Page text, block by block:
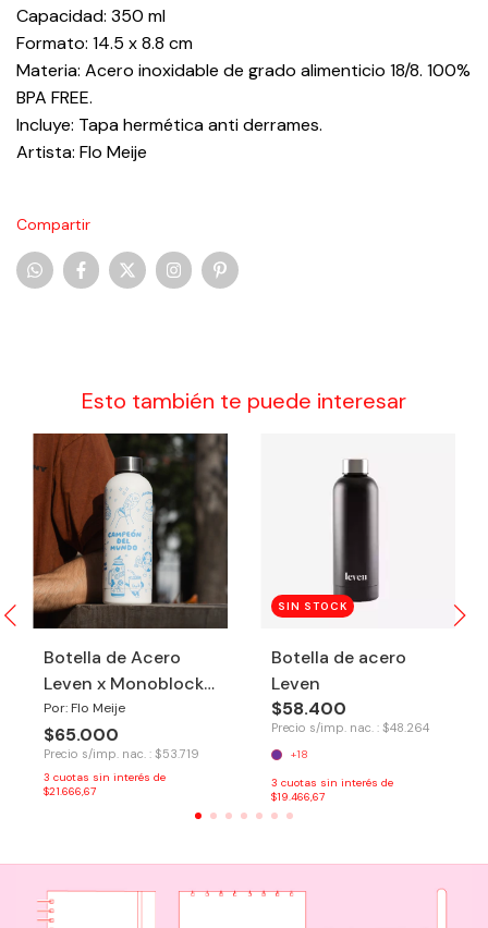
Capacidad: 350 ml
Formato: 14.5 x 8.8 cm
Materia: Acero inoxidable de grado alimenticio 18/8. 100%
BPA FREE.
Incluye: Tapa hermética anti derrames.
Artista: Flo Meije
Compartir
Esto también te puede interesar
Botella de Acero
Leven x Monoblock -
Argentina Campeón
Por: Flo Meije
$65.000
Precio s/imp. nac. : $53.719
3 cuotas sin interés de
$21.666,67
SIN STOCK
Botella de acero
Leven
$58.400
Precio s/imp. nac. : $48.264
+18
3 cuotas sin interés de
$19.466,67